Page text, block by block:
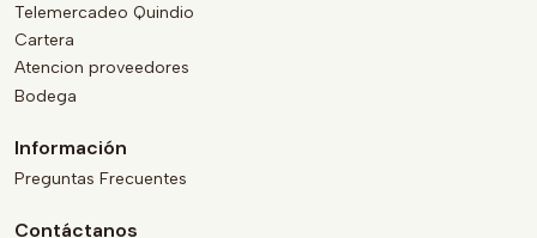
Telemercadeo Quindio
Cartera
Atencion proveedores
Bodega
Información
Preguntas Frecuentes
Contáctanos